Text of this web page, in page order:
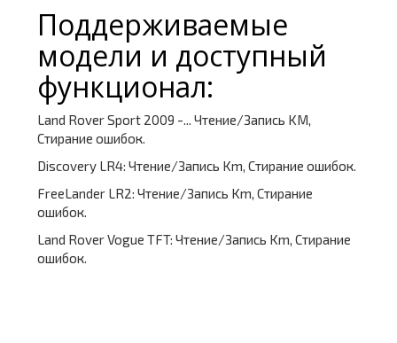
Поддерживаемые
модели и доступный
функционал:
Land Rover Sport 2009 -... Чтение/Запись KM,
Стирание ошибок.
Discovery LR4: Чтение/Запись Km, Стирание ошибок.
FreeLander LR2: Чтение/Запись Km, Стирание
ошибок.
Land Rover Vogue TFT: Чтение/Запись Km, Стирание
ошибок.